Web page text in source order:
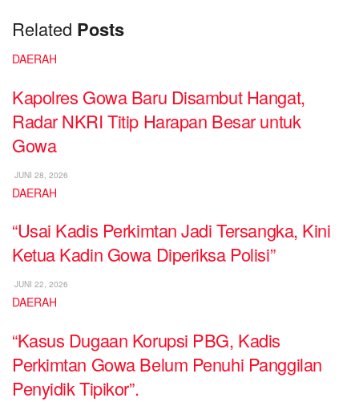
Related Posts
DAERAH
Kapolres Gowa Baru Disambut Hangat,
Radar NKRI Titip Harapan Besar untuk
Gowa
JUNI 28, 2026
DAERAH
“Usai Kadis Perkimtan Jadi Tersangka, Kini
Ketua Kadin Gowa Diperiksa Polisi”
JUNI 22, 2026
DAERAH
“Kasus Dugaan Korupsi PBG, Kadis
Perkimtan Gowa Belum Penuhi Panggilan
Penyidik Tipikor”.